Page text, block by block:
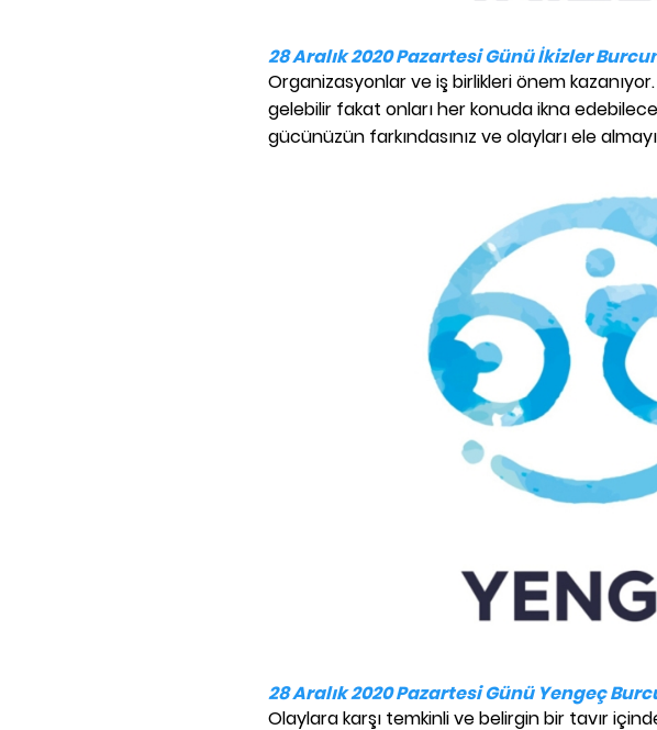
28 Aralık 2020 Pazartesi Günü İkizler
Organizasyonlar ve iş birlikleri önem kazanıyor.
gelebilir fakat onları her konuda ikna
gücünüzün farkındasınız ve olayları ele
28 Aralık 2020 Pazartesi Günü Yengeç
Olaylara karşı temkinli ve belirgin bir tavır